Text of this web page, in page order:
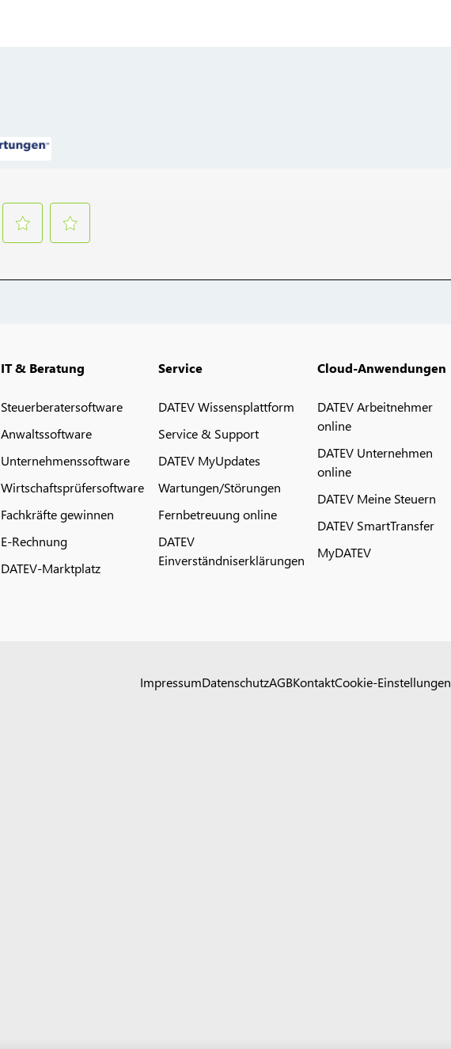
IT & Beratung
Steuerberatersoftware
Anwaltssoftware
Unternehmenssoftware
Wirtschaftsprüfersoftware
Fachkräfte gewinnen
E-Rechnung
DATEV-Marktplatz
Service
DATEV Wissensplattform
Service & Support
DATEV MyUpdates
Wartungen/Störungen
Fernbetreuung online
DATEV
Einverständniserklärungen
Cloud-Anwendungen
DATEV Arbeitnehmer
online
DATEV Unternehmen
online
DATEV Meine Steuern
DATEV SmartTransfer
MyDATEV
ImpressumDatenschutzAGBKontaktCookie-Einstellungen